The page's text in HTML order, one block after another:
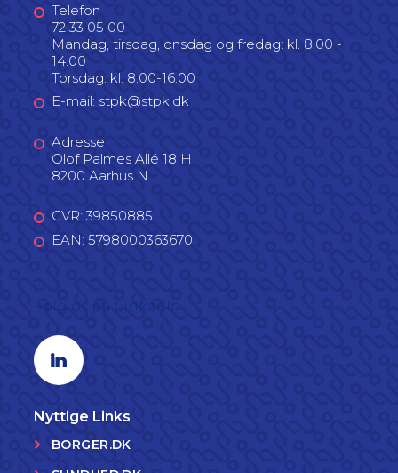
Telefon
72 33 05 00
Mandag, tirsdag, onsdag og fredag: kl. 8.00 -
14.00
Torsdag: kl. 8.00-16.00
E-mail: stpk@stpk.dk
Adresse
Olof Palmes Allé 18 H
8200 Aarhus N
CVR: 39850885
EAN: 5798000363670
Linkedin profil
Nyttige Links
BORGER.DK